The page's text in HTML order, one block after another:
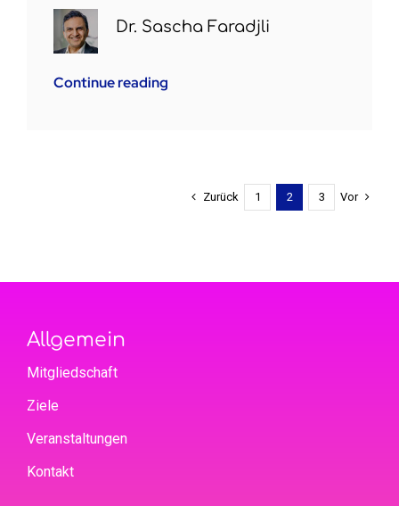
Dr. Sascha Faradjli
Continue reading
Zurück 1 2 3 Vor
Allgemein
Mitgliedschaft
Ziele
Veranstaltungen
Kontakt